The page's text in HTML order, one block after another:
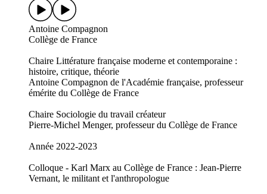
Antoine Compagnon
Collège de France
Chaire Littérature française moderne et contemporaine :
histoire, critique, théorie
Antoine Compagnon de l'Académie française, professeur
émérite du Collège de France
Chaire Sociologie du travail créateur
Pierre-Michel Menger, professeur du Collège de France
Année 2022-2023
Colloque - Karl Marx au Collège de France : Jean-Pierre
Vernant, le militant et l'anthropologue